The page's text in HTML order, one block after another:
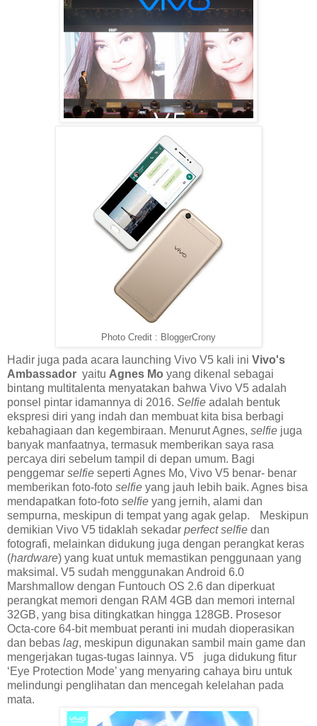
Photo Credit : BloggerCrony
Hadir juga pada acara launching Vivo V5 kali ini Vivo's
Ambassador yaitu Agnes Mo yang dikenal sebagai
bintang multitalenta menyatakan bahwa Vivo V5 adalah
ponsel pintar idamannya di 2016. Selfie adalah bentuk
ekspresi diri yang indah dan membuat kita bisa berbagi
kebahagiaan dan kegembiraan. Menurut Agnes, selfie juga
banyak manfaatnya, termasuk memberikan saya rasa
percaya diri sebelum tampil di depan umum. Bagi
penggemar selfie seperti Agnes Mo, Vivo V5 benar- benar
memberikan foto-foto selfie yang jauh lebih baik. Agnes bisa
mendapatkan foto-foto selfie yang jernih, alami dan
sempurna, meskipun di tempat yang agak gelap.
Meskipun
demikian Vivo V5 tidaklah sekadar perfect selfie dan
fotografi, melainkan didukung juga dengan perangkat keras
(hardware) yang kuat untuk memastikan penggunaan yang
maksimal. V5 sudah menggunakan Android 6.0
Marshmallow dengan Funtouch OS 2.6 dan diperkuat
perangkat memori dengan RAM 4GB dan memori internal
32GB, yang bisa ditingkatkan hingga 128GB. Prosesor
Octa-core 64-bit membuat peranti ini mudah dioperasikan
dan bebas lag, meskipun digunakan sambil main game dan
mengerjakan tugas-tugas lainnya. V5
juga didukung fitur
‘Eye Protection Mode’ yang menyaring cahaya biru untuk
melindungi penglihatan dan mencegah kelelahan pada
mata.